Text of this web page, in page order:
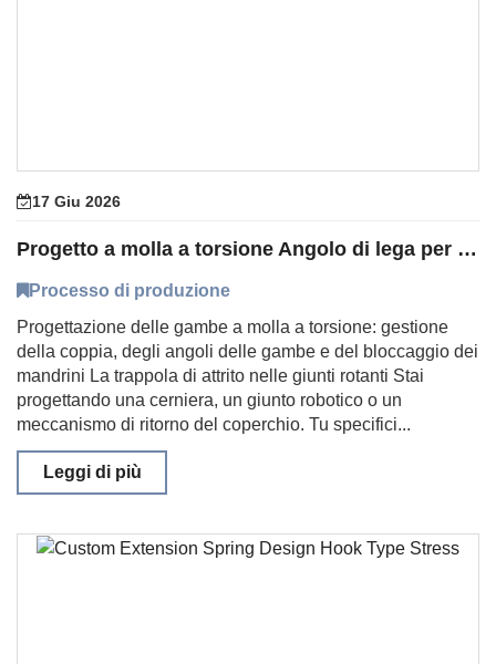
17 Giu 2026
Progetto a molla a torsione Angolo di lega per mandrini
Processo di produzione
Progettazione delle gambe a molla a torsione: gestione
della coppia, degli angoli delle gambe e del bloccaggio dei
mandrini La trappola di attrito nelle giunti rotanti Stai
progettando una cerniera, un giunto robotico o un
meccanismo di ritorno del coperchio. Tu specifici...
Leggi di più